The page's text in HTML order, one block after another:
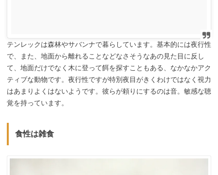
テンレックは森林やサバンナで暮らしています。基本的には夜行性
で、また、地面から離れることなどなさそうなあの見た目に反し
て、地面だけでなく木に登って餌を探すこともある、なかなかアク
ティブな動物です。夜行性ですが特別夜目がきくわけではなく視力
はあまりよくはないようです。彼らが頼りにするのは音。敏感な聴
覚を持っています。
食性は雑食